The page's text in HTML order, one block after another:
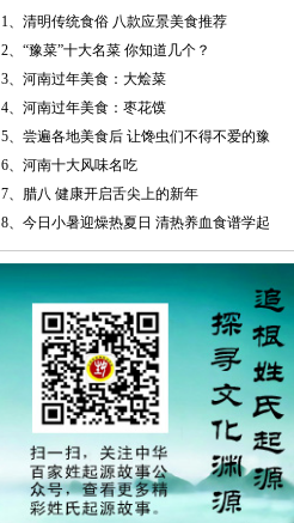
1、 清明传统食俗 八款应景美食推荐
2、 “豫菜”十大名菜 你知道几个？
3、 河南过年美食：大烩菜
4、 河南过年美食：枣花馍
5、 尝遍各地美食后 让馋虫们不得不爱的豫
6、 河南十大风味名吃
7、 腊八 健康开启舌尖上的新年
8、 今日小暑迎燥热夏日 清热养血食谱学起